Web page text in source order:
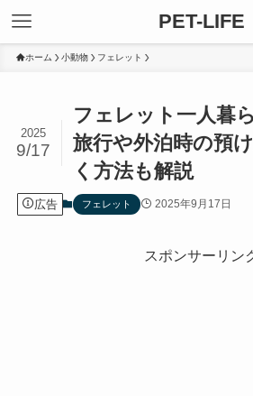
PET-LIFE
ホーム 小動物 フェレット
フェレット一人暮
旅行や外泊時の預
く方法も解説
2025
9/17
広告 フェレット 2025年9月17日
スポンサーリン